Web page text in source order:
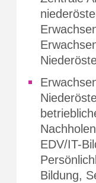
EDV/IT-
Bildung,